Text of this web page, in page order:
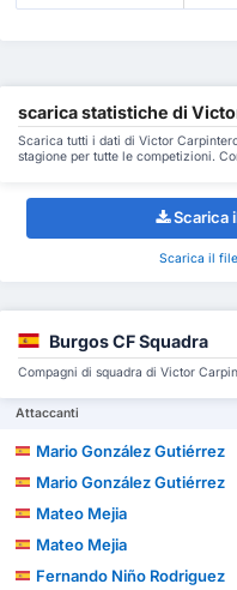
scarica statistiche di
Scarica tutti i dati di Victor
stagione per tutte le competizioni.
Scarica
Scarica il
Burgos CF Squadra
Compagni di squadra di Victor
Attaccanti
Mario González Gutiérrez
Mario González Gutiérrez
Mateo Mejia
Mateo Mejia
Fernando Niño Rodriguez